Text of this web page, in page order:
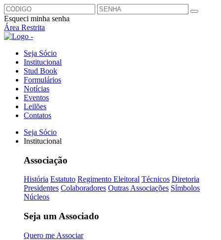
Esqueci minha senha
Área Restrita
Seja Sócio
Institucional
Stud Book
Formulários
Notícias
Eventos
Leilões
Contatos
Seja Sócio
Institucional
Associação
História Estatuto Regimento Eleitoral Técnicos Diretoria
Presidentes Colaboradores Outras Associações Símbolos
Núcleos
Seja um Associado
Quero me Associar